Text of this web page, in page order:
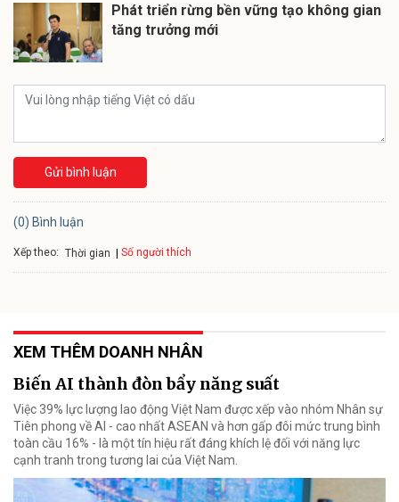
Phát triển rừng bền vững tạo không gian
tăng trưởng mới
Gửi bình luận
(0) Bình luận
Xếp theo: Thời gian Số người thích
XEM THÊM DOANH NHÂN
Biến AI thành đòn bẩy năng suất
Việc 39% lực lượng lao động Việt Nam được xếp vào nhóm Nhân sự
Tiên phong về AI - cao nhất ASEAN và hơn gấp đôi mức trung bình
toàn cầu 16% - là một tín hiệu rất đáng khích lệ đối với năng lực
cạnh tranh trong tương lai của Việt Nam.